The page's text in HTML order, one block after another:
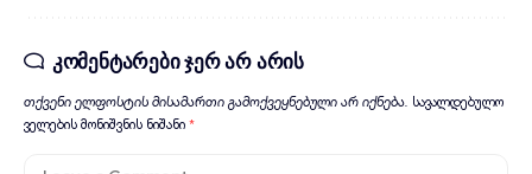
კომენტარები ჯერ არ არის
თქვენი ელფოსტის მისამართი გამოქვეყნებული არ იქნება. სავალდებულო
ველების მონიშვნის ნიშანი *